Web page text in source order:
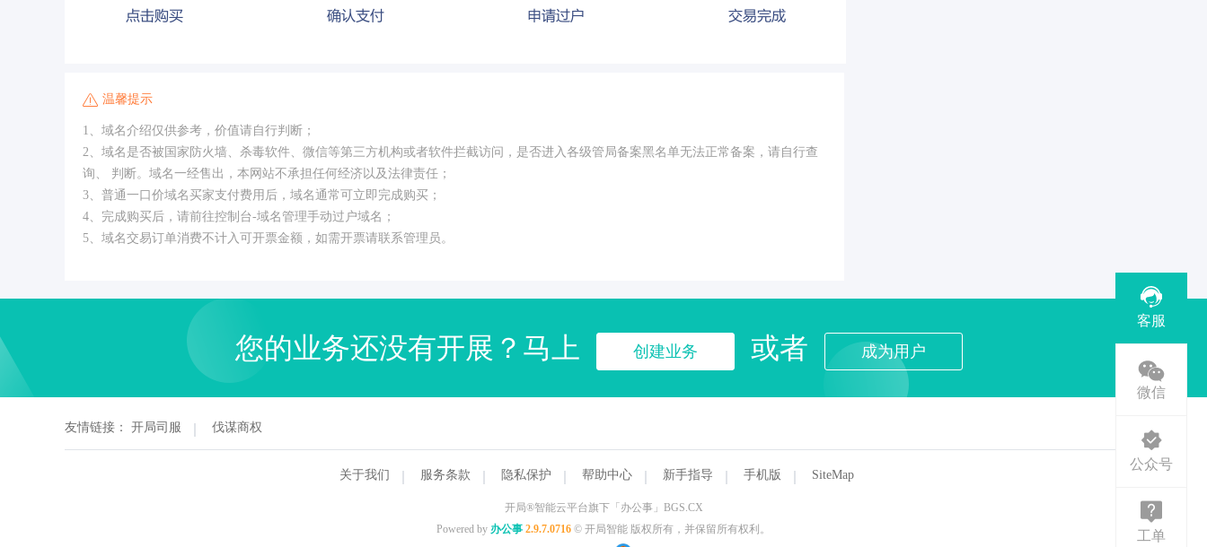
温馨提示
1、域名介绍仅供参考，价值请自行判断；
2、域名是否被国家防火墙、杀毒软件、微信等第三方机构或者软件拦截访问，是否进入各级管局备案黑名单无法正常备案，请自行查
询、 判断。域名一经售出，本网站不承担任何经济以及法律责任；
3、普通一口价域名买家支付费用后，域名通常可立即完成购买；
4、完成购买后，请前往控制台-域名管理手动过户域名；
5、域名交易订单消费不计入可开票金额，如需开票请联系管理员。
您的业务还没有开展？马上 创建业务 或者 成为用户
友情链接： 开局司服 伐谋商权
关于我们 服务条款 隐私保护 帮助中心 新手指导 手机版 SiteMap
开局®智能云平台旗下「办公事」BGS.CX
Powered by 办公事 2.9.7.0716 © 开局智能 版权所有，并保留所有权利。
客服
微信
公众号
工单